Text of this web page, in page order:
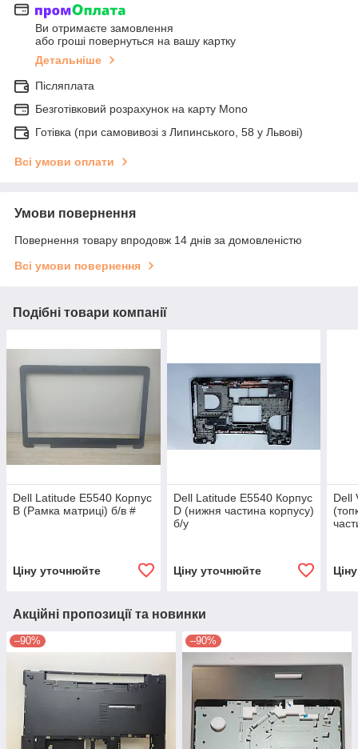
Ви отримаєте замовлення
або гроші повернуться на вашу картку
Детальніше
Післяплата
Безготівковий розрахунок на карту Mono
Готівка (при самовивозі з Липинського, 58 у Львові)
Всі умови оплати
Умови повернення
Повернення товару впродовж 14 днів за домовленістю
Всі умови повернення
Подібні товари компанії
Dell Latitude E5540 Корпус
B (Рамка матриці) б/в #
Ціну уточнюйте
Dell Latitude E5540 Корпус
D (нижня частина корпусу)
б/у
Ціну уточнюйте
Dell
Акційні пропозиції та новинки
–90% –90%